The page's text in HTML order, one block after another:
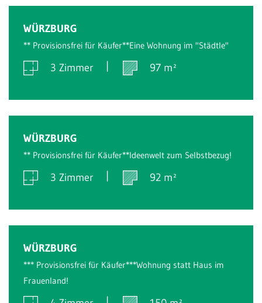
WÜRZBURG
** Provisionsfrei für Käufer**Eine Wohnung im "Städtle"
3 Zimmer 97 m²
WÜRZBURG
** Provisionsfrei für Käufer**Ideenwelt zum Selbstbezug!
3 Zimmer 92 m²
WÜRZBURG
*** Provisionsfrei für Käufer***Wohnung statt Haus im
Frauenland!